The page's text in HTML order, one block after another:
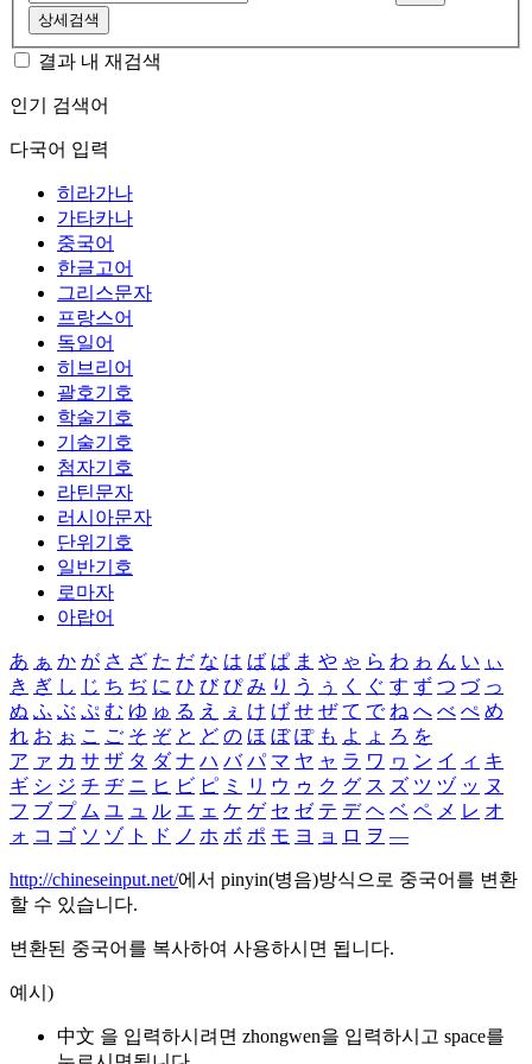
상세검색
결과 내 재검색
인기 검색어
다국어 입력
히라가나
가타카나
중국어
한글고어
그리스문자
프랑스어
독일어
히브리어
괄호기호
학술기호
기술기호
첨자기호
라틴문자
러시아문자
단위기호
일반기호
로마자
아랍어
あ ぁ か が さ ざ た だ な は ば ぱ ま や ゃ ら わ ゎ ん い ぃ
き ぎ し じ ち ぢ に ひ び ぴ み り う ぅ く ぐ す ず つ づ っ
ぬ ふ ぶ ぷ む ゆ ゅ る え ぇ け げ せ ぜ て で ね へ べ ぺ め
れ お ぉ こ ご そ ぞ と ど の ほ ぼ ぽ も よ ょ ろ を
ア ァ カ サ ザ タ ダ ナ ハ バ パ マ ヤ ャ ラ ワ ヮ ン イ ィ キ
ギ シ ジ チ ヂ ニ ヒ ビ ピ ミ リ ウ ゥ ク グ ス ズ ツ ヅ ッ ヌ
フ ブ プ ム ユ ュ ル エ ェ ケ ゲ セ ゼ テ デ ヘ ベ ペ メ レ オ
ォ コ ゴ ソ ゾ ト ド ノ ホ ボ ポ モ ヨ ョ ロ ヲ ―
http://chineseinput.net/에서 pinyin(병음)방식으로 중국어를 변환
할 수 있습니다.
변환된 중국어를 복사하여 사용하시면 됩니다.
예시)
中文 을 입력하시려면 zhongwen을 입력하시고 space를